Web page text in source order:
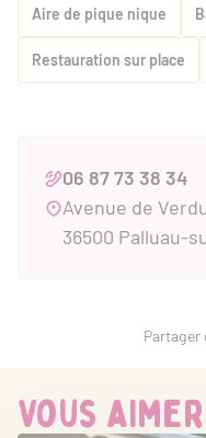
Aire de pique nique
Restauration sur place
06 87 73 38 34
Avenue de
36500 Palluau-
Partager
Vous